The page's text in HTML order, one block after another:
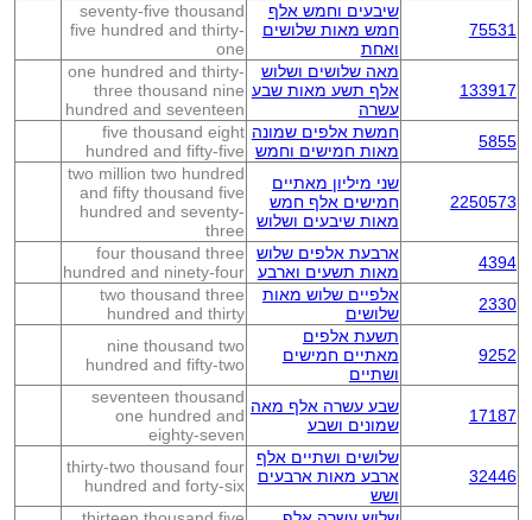
75531
שיבעים וחמש אלף
חמש מאות שלושים
ואחת
seventy-five thousand
five hundred and thirty-
one
133917
מאה שלושים ושלוש
אלף תשע מאות שבע
עשרה
one hundred and thirty-
three thousand nine
hundred and seventeen
5855
חמשת אלפים שמונה
מאות חמישים וחמש
five thousand eight
hundred and fifty-five
2250573
שני מיליון מאתיים
חמישים אלף חמש
מאות שיבעים ושלוש
two million two hundred
and fifty thousand five
hundred and seventy-
three
4394
ארבעת אלפים שלוש
מאות תשעים וארבע
four thousand three
hundred and ninety-four
2330
אלפיים שלוש מאות
שלושים
two thousand three
hundred and thirty
9252
תשעת אלפים
מאתיים חמישים
ושתיים
nine thousand two
hundred and fifty-two
17187
שבע עשרה אלף מאה
שמונים ושבע
seventeen thousand
one hundred and
eighty-seven
32446
שלושים ושתיים אלף
ארבע מאות ארבעים
ושש
thirty-two thousand four
hundred and forty-six